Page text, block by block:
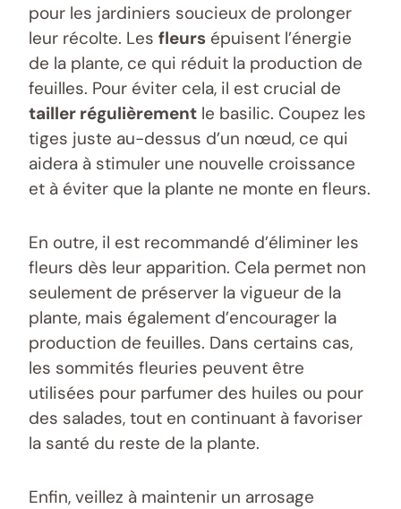
pour les jardiniers soucieux de prolonger
leur récolte. Les fleurs épuisent l’énergie
de la plante, ce qui réduit la production de
feuilles. Pour éviter cela, il est crucial de
tailler régulièrement le basilic. Coupez les
tiges juste au-dessus d’un nœud, ce qui
aidera à stimuler une nouvelle croissance
et à éviter que la plante ne monte en fleurs.
En outre, il est recommandé d’éliminer les
fleurs dès leur apparition. Cela permet non
seulement de préserver la vigueur de la
plante, mais également d’encourager la
production de feuilles. Dans certains cas,
les sommités fleuries peuvent être
utilisées pour parfumer des huiles ou pour
des salades, tout en continuant à favoriser
la santé du reste de la plante.
Enfin, veillez à maintenir un arrosage